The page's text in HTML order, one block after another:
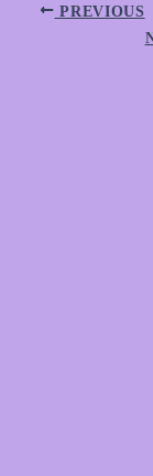
PREVIOUS